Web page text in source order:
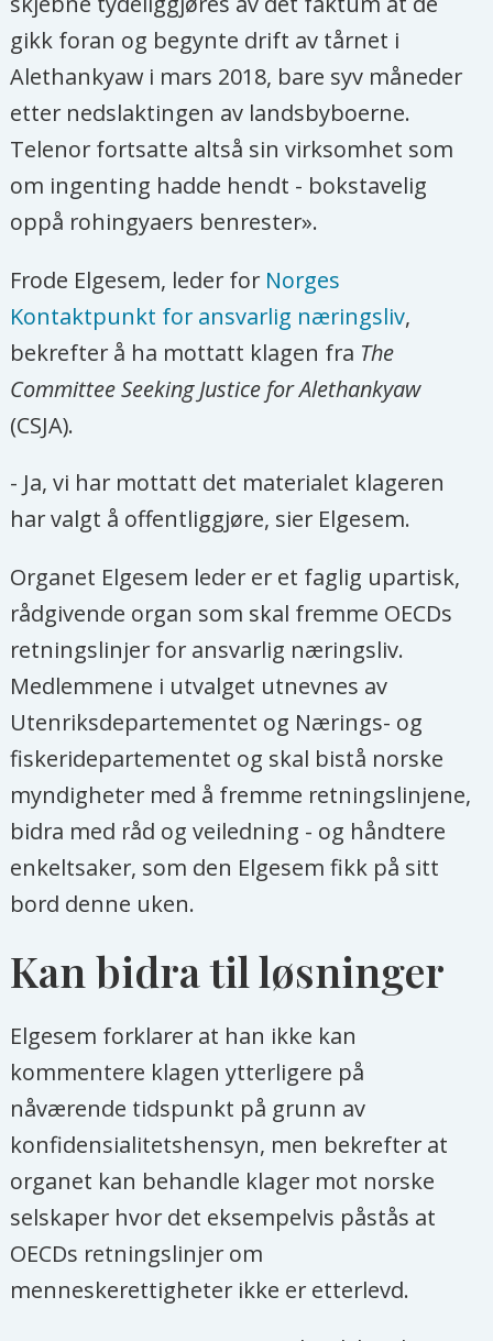
gikk foran og begynte drift av tårnet i
Alethankyaw i mars 2018, bare syv måneder
etter nedslaktingen av landsbyboerne.
Telenor fortsatte altså sin virksomhet som
om ingenting hadde hendt - bokstavelig
oppå rohingyaers benrester».
Frode Elgesem, leder for Norges
Kontaktpunkt for ansvarlig næringsliv,
bekrefter å ha mottatt klagen fra The
Committee Seeking Justice for Alethankyaw
(CSJA).
- Ja, vi har mottatt det materialet klageren
har valgt å offentliggjøre, sier Elgesem.
Organet Elgesem leder er et faglig upartisk,
rådgivende organ som skal fremme OECDs
retningslinjer for ansvarlig næringsliv.
Medlemmene i utvalget utnevnes av
Utenriksdepartementet og Nærings- og
fiskeridepartementet og skal bistå norske
myndigheter med å fremme retningslinjene,
bidra med råd og veiledning - og håndtere
enkeltsaker, som den Elgesem fikk på sitt
bord denne uken.
Kan bidra til løsninger
Elgesem forklarer at han ikke kan
kommentere klagen ytterligere på
nåværende tidspunkt på grunn av
konfidensialitetshensyn, men bekrefter at
organet kan behandle klager mot norske
selskaper hvor det eksempelvis påstås at
OECDs retningslinjer om
menneskerettigheter ikke er etterlevd.